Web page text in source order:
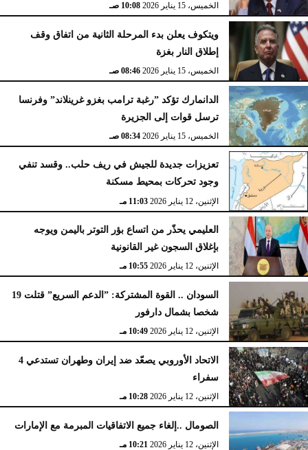
الخميس، 15 يناير 2026 10:08 صـ
ويتكوف يعلن بدء المرحلة الثانية من اتفاق وقف
إطلاق النار بغزة
الخميس، 15 يناير 2026 08:46 صـ
الدانمارك تؤكد ”رغبة ترامب بغزو غرينلاند” وفرنسا
ترسل قوات إلى الجزيرة
الخميس، 15 يناير 2026 08:34 صـ
تعزيزات جديدة للجيش في ريف حلب.. وقسد تنفي
وجود تحركات بمحيط مسكنة
الإثنين، 12 يناير 2026 11:03 مـ
العليمي يحذّر من اتساع بؤر التوتر باليمن ويوجه
بإغلاق السجون غير القانونية
الإثنين، 12 يناير 2026 10:55 مـ
السودان .. القوة المشتركة: ”الدعم السريع” قتلت 19
شخصا بشمال دارفور
الإثنين، 12 يناير 2026 10:49 مـ
الاتحاد الأوروبي يصعّد ضد إيران وطهران تستدعي 4
سفراء
الإثنين، 12 يناير 2026 10:28 مـ
الصومال ..إلغاء جميع الاتفاقيات المبرمة مع الإمارات
الإثنين، 12 يناير 2026 10:21 مـ